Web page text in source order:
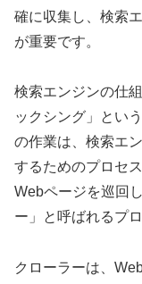
確に収集し、検索
が重要です。
検索エンジンの仕
ックシング」とい
の作業は、検索エ
するためのプロセ
Webページを巡回
ー」と呼ばれるプ
クローラーは、